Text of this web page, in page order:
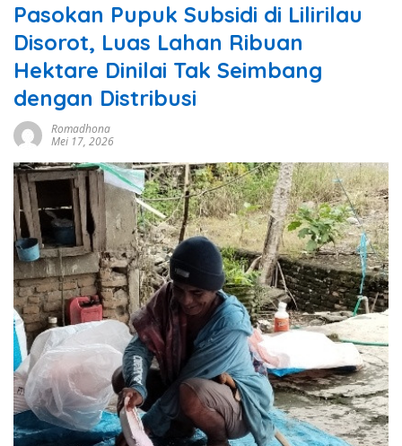
Pasokan Pupuk Subsidi di Lilirilau
Disorot, Luas Lahan Ribuan
Hektare Dinilai Tak Seimbang
dengan Distribusi
Romadhona
Mei 17, 2026